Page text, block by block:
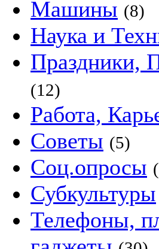
Машины (8)
Наука и
Праздники,
(12)
Работа,
Советы (5)
Соц.опросы
Субкультуры
Телефоны,